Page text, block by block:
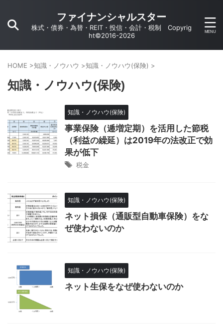
ファイナンシャルスター
株式・債券・為替・REIT・投信・会計・税制 Copyrig
ht©2016-2026
HOME >知識・ノウハウ >知識・ノウハウ(保険) >
知識・ノウハウ(保険)
知識・ノウハウ(保険)
事業保険（逓増定期）を活用した節税
（利益の繰延）は2019年の法改正で効
果が低下
税金
知識・ノウハウ(保険)
ネット損保（通販型自動車保険）をな
ぜ使わないのか
知識・ノウハウ(保険)
ネット生保をなぜ使わないのか